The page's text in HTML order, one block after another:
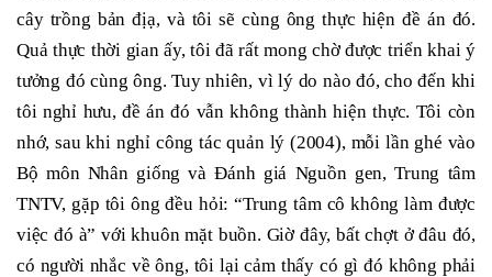
cây trồng bản địạ, và tôi sẽ cùng ông thực hiện đề án đó.
Quả thực thời gian ấy, tôi đã rất mong chờ được triển khai ý
tưởng đó cùng ông. Tuy nhiên, vì lý do nào đó, cho đến khi
tôi nghỉ hưu, đề án đó vẫn không thành hiện thực. Tôi còn
nhớ, sau khi nghỉ công tác quản lý (2004), mỗi lần ghé vào
Bộ môn Nhân giống và Đánh giá Nguồn gen, Trung tâm
TNTV, gặp tôi ông đều hỏi: “Trung tâm cô không làm được
việc đó à” với khuôn mặt buồn. Giờ đây, bất chợt ở đâu đó,
có người nhắc về ông, tôi lại cảm thấy có gì đó không phải